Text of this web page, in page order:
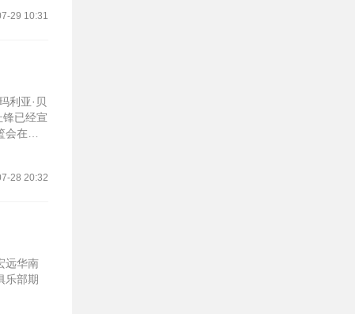
29 10:31
利亚·贝
已经宣
在管
28 20:32
远华南
乐部期